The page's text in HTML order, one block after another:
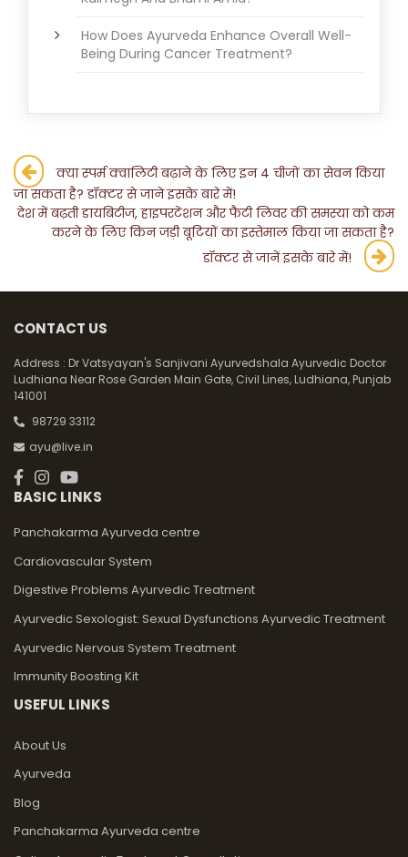
How Does Ayurveda Enhance Overall Well-
Being During Cancer Treatment?
Post
navigation
क्या स्पर्म क्वालिटी बढ़ाने के लिए इन 4 चीजों का सेवन किया
जा सकता है? डॉक्टर से जाने इसके बारे में!
देश में बढ़ती डायबिटीज, हाइपरटेंशन और फैटी लिवर की समस्या को कम
करने के लिए किन जड़ी बूटियों का इस्तेमाल किया जा सकता है?
डॉक्टर से जानें इसके बारे में!
CONTACT US
Address : Dr Vatsyayan's Sanjivani Ayurvedshala Ayurvedic Doctor
Ludhiana Near Rose Garden Main Gate, Civil Lines, Ludhiana, Punjab
141001
98729 33112
ayu@live.in
BASIC LINKS
Panchakarma Ayurveda centre
Cardiovascular System
Digestive Problems Ayurvedic Treatment
Ayurvedic Sexologist: Sexual Dysfunctions Ayurvedic Treatment
Ayurvedic Nervous System Treatment
Immunity Boosting Kit
USEFUL LINKS
About Us
Ayurveda
Blog
Panchakarma Ayurveda centre